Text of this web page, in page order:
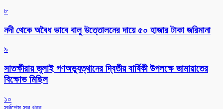
৮
নদী থেকে অবৈধ ভাবে বালু উত্তোলনের দায়ে ৫০ হাজার টাকা জরিমানা
৯
সাতক্ষীরায় জুলাই গণঅভ্যুত্থানের দ্বিতীয় বার্ষিকী উপলক্ষে জামায়াতের
বিক্ষোভ মিছিল
১০